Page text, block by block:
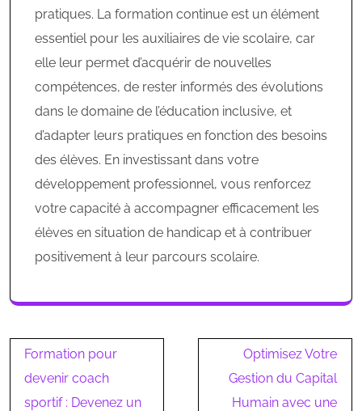
pratiques. La formation continue est un élément
essentiel pour les auxiliaires de vie scolaire, car
elle leur permet d’acquérir de nouvelles
compétences, de rester informés des évolutions
dans le domaine de l’éducation inclusive, et
d’adapter leurs pratiques en fonction des besoins
des élèves. En investissant dans votre
développement professionnel, vous renforcez
votre capacité à accompagner efficacement les
élèves en situation de handicap et à contribuer
positivement à leur parcours scolaire.
Navigation
de
l’article
Formation pour
devenir coach
sportif : Devenez un
Optimisez Votre
Gestion du Capital
Humain avec une